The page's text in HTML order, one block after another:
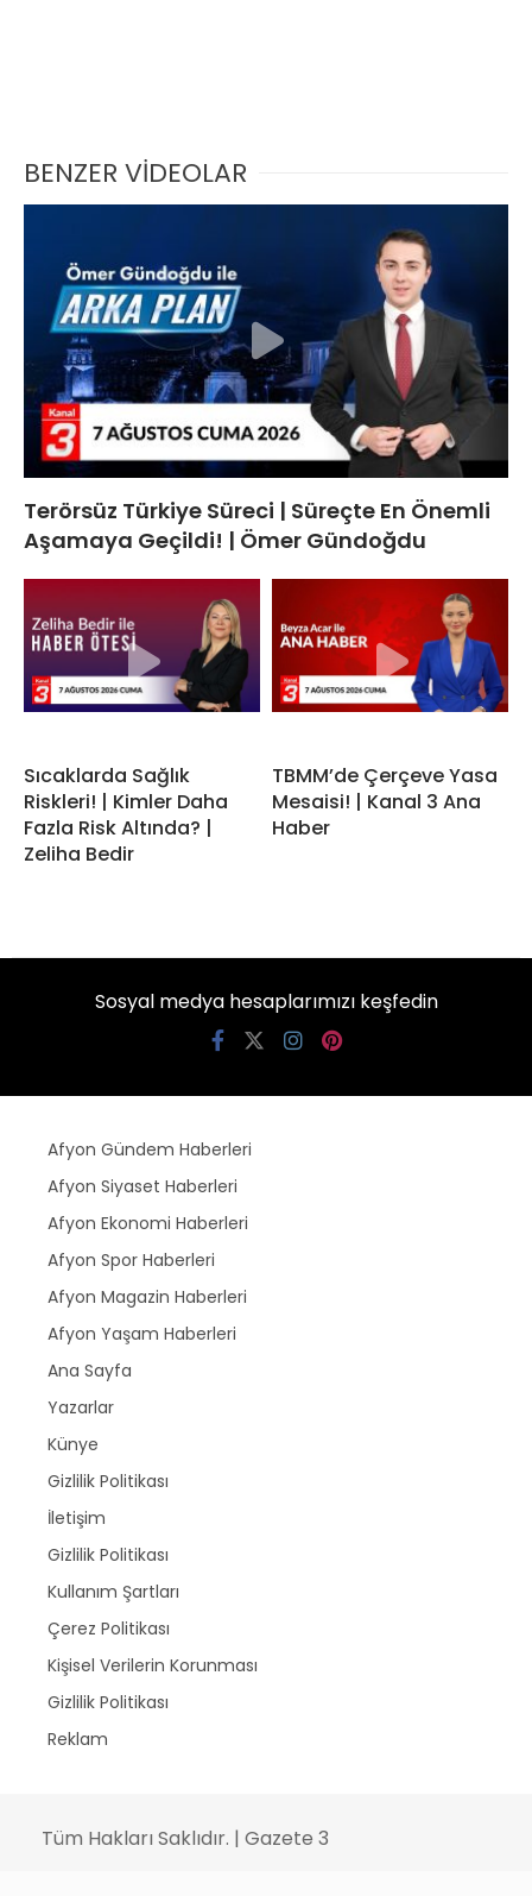
BENZER VİDEOLAR
Terörsüz Türkiye Süreci | Süreçte En Önemli
Aşamaya Geçildi! | Ömer Gündoğdu
Sıcaklarda Sağlık
Riskleri! | Kimler Daha
Fazla Risk Altında? |
Zeliha Bedir
TBMM’de Çerçeve Yasa
Mesaisi! | Kanal 3 Ana
Haber
Sosyal medya hesaplarımızı keşfedin
Afyon Gündem Haberleri
Afyon Siyaset Haberleri
Afyon Ekonomi Haberleri
Afyon Spor Haberleri
Afyon Magazin Haberleri
Afyon Yaşam Haberleri
Ana Sayfa
Yazarlar
Künye
Gizlilik Politikası
İletişim
Gizlilik Politikası
Kullanım Şartları
Çerez Politikası
Kişisel Verilerin Korunması
Gizlilik Politikası
Reklam
Tüm Hakları Saklıdır. | Gazete 3